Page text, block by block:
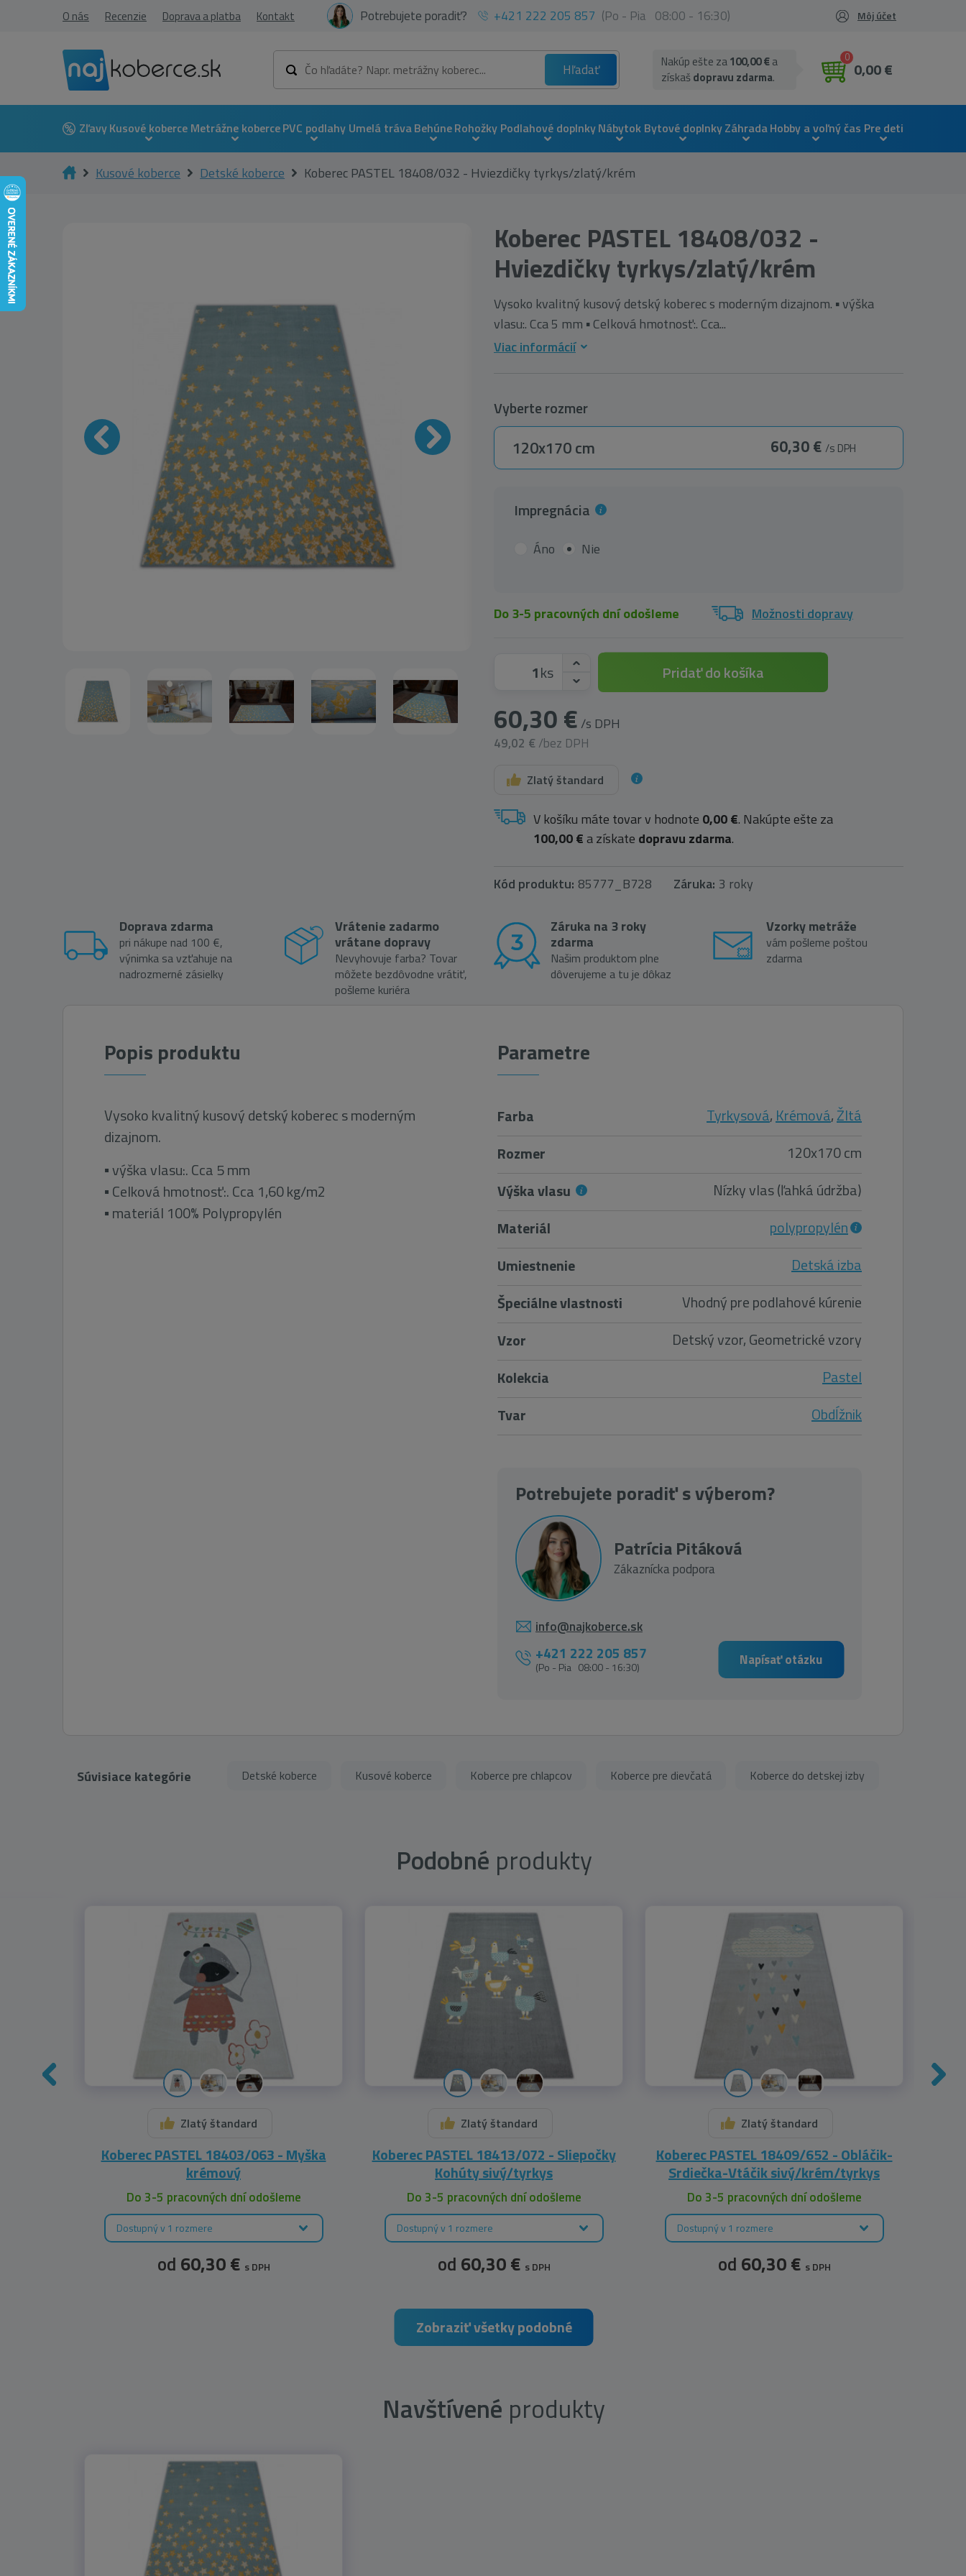
O nás Recenzie Doprava a platba Kontakt Potrebujete poradiť? +421 222 205 857 (Po - Pia 08:00 - 16:30) Môj účet
Hľadať
0
0,00 €
Nakúp ešte za100,00 €a
získaš dopravu zdarma.
ZľavyKusové koberce Metrážne kobercePVC podlahy Umelá trávaBehúneRohožky Podlahové doplnkyNábytok Bytové doplnkyZáhradaHobby a voľný čas Pre deti
Kusové koberce Detské koberce Koberec PASTEL 18408/032 - Hviezdičky tyrkys/zlatý/krém
Koberec PASTEL 18408/032 -
Hviezdičky tyrkys/zlatý/krém
Vysoko kvalitný kusový detský koberec s moderným dizajnom. ▪ výška
vlasu:. Cca 5 mm ▪ Celková hmotnosť:. Cca...
Viac informácií
Vyberte rozmer
120x170 cm 60,30 € /s DPH
Impregnácia
Áno Nie
Do 3-5 pracovných dní odošleme Možnosti dopravy
ks
60,30 € /s DPH
49,02 € /bez DPH
Pridať do košíka
Zlatý štandard
V košíku máte tovar v hodnote 0,00 €. Nakúpte ešte za
100,00 €a získate dopravu zdarma.
Kód produktu: 85777_B728 Záruka: 3 roky
Doprava zdarma
pri nákupe nad 100 €,
výnimka sa vzťahuje na
nadrozmerné zásielky
Vrátenie zadarmo
vrátane dopravy
Nevyhovuje farba? Tovar
môžete bezdôvodne vrátiť,
pošleme kuriéra
Záruka na 3 roky
zdarma
Našim produktom plne
dôverujeme a tu je dôkaz
Vzorky metráže
vám pošleme poštou
zdarma
Popis produktu
Vysoko kvalitný kusový detský koberec s moderným
dizajnom.
▪ výška vlasu:. Cca 5 mm
▪ Celková hmotnosť:. Cca 1,60 kg/m2
▪ materiál 100% Polypropylén
Parametre
Farba Tyrkysová,Krémová,Žltá
Rozmer
120x170 cm
Výška vlasu
Nízky vlas (ľahká údržba)
Materiál
polypropylén
Umiestnenie
Detská izba
Špeciálne vlastnosti
Vhodný pre podlahové kúrenie
Vzor
Detský vzor, Geometrické vzory
Kolekcia
Pastel
Tvar
Obdĺžnik
Potrebujete poradiť s výberom?
Patrícia Pitáková
Zákaznícka podpora
info@najkoberce.sk
+421 222 205 857
(Po - Pia 08:00 - 16:30) Napísať otázku
Súvisiace kategórie Detské koberce Kusové koberce Koberce pre chlapcov Koberce pre dievčatá Koberce do detskej izby
Podobné produkty
Zlatý štandard
Koberec PASTEL 18403/063 - Myška
krémový
Do 3-5 pracovných dní odošleme
Dostupný v 1 rozmere
od 60,30 € s DPH
Zlatý štandard
Koberec PASTEL 18413/072 - Sliepočky
Kohúty sivý/tyrkys
Do 3-5 pracovných dní odošleme
Dostupný v 1 rozmere
od 60,30 € s DPH
Zlatý štandard
Koberec PASTEL 18409/652 - Obláčik-
Srdiečka-Vtáčik sivý/krém/tyrkys
Do 3-5 pracovných dní odošleme
Dostupný v 1 rozmere
od 60,30 € s DPH
Zobraziť všetky podobné
Navštívené produkty